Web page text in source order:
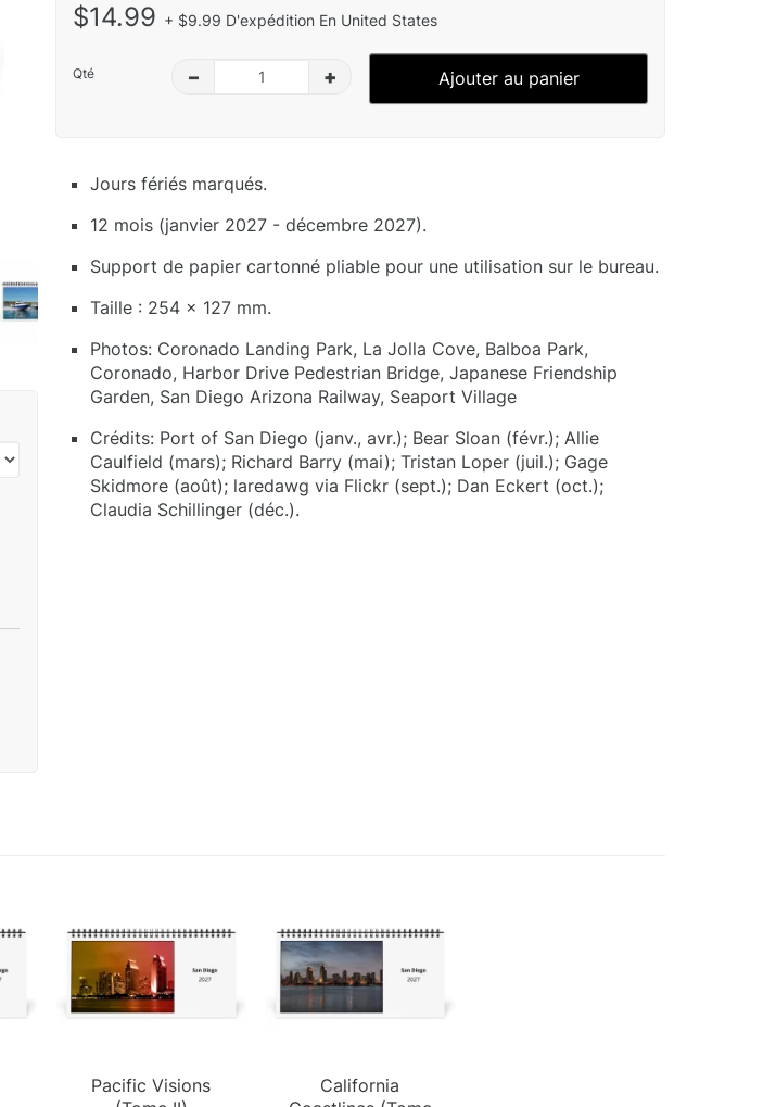
$14.99 + $9.99 D'expédition En United States
Qté – + Ajouter au panier
Jours fériés marqués.
12 mois (janvier 2027 - décembre 2027).
Support de papier cartonné pliable pour une utilisation sur le bureau.
Taille : 254 x 127 mm.
Photos: Coronado Landing Park, La Jolla Cove, Balboa Park,
Coronado, Harbor Drive Pedestrian Bridge, Japanese Friendship
Garden, San Diego Arizona Railway, Seaport Village
Crédits: Port of San Diego (janv., avr.); Bear Sloan (févr.); Allie
Caulfield (mars); Richard Barry (mai); Tristan Loper (juil.); Gage
Skidmore (août); laredawg via Flickr (sept.); Dan Eckert (oct.);
Claudia Schillinger (déc.).
Pacific Visions
California